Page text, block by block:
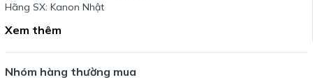
Hãng SX: Kanon Nhật
Xem thêm
Nhóm hàng thường mua